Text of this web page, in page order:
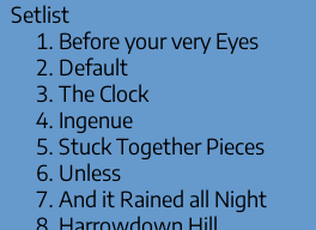
Setlist
Before your very Eyes
Default
The Clock
Ingenue
Stuck Together Pieces
Unless
And it Rained all Night